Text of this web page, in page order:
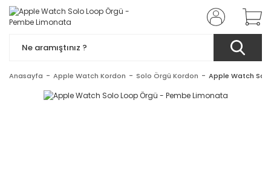
Anasayfa Apple Watch Kordon Solo Örgü Kordon Apple Watch